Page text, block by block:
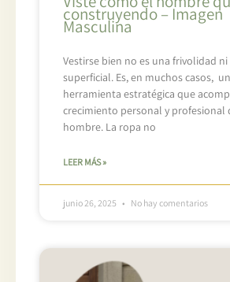
construyendo – Imagen
Masculina
Vestirse bien no es una frivolidad
superficial. Es, en muchos casos,
herramienta estratégica que
crecimiento personal y profesional
hombre. La ropa no
LEER MÁS »
junio 26, 2025 No hay comentarios